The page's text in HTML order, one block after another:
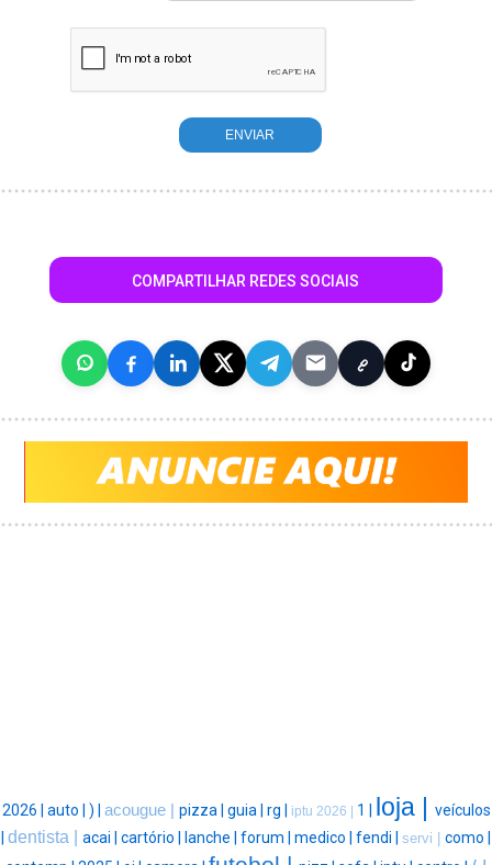
COMPARTILHAR REDES SOCIAIS
2026 | auto | ) | acougue | pizza | guia | rg | iptu 2026 | 1 | loja |
veículos
dentista | acai | cartório | lanche | forum | medico | fendi | servi | como |